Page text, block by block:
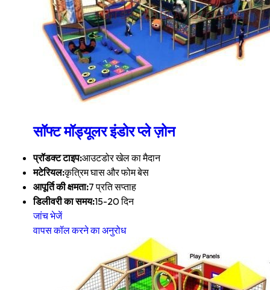
सॉफ्ट मॉड्यूलर इंडोर प्ले ज़ोन
प्रॉडक्ट टाइप:आउटडोर खेल का मैदान
मटेरियल:कृत्रिम घास और फोम बेस
आपूर्ति की क्षमता:7 प्रति सप्ताह
डिलीवरी का समय:15-20 दिन
जांच भेजें
वापस कॉल करने का अनुरोध